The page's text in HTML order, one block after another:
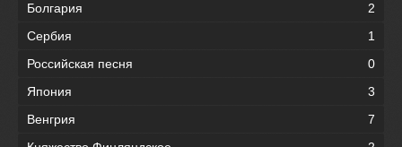
Болгария
2
Сербия
1
Российская песня
0
Япония
3
Венгрия
7